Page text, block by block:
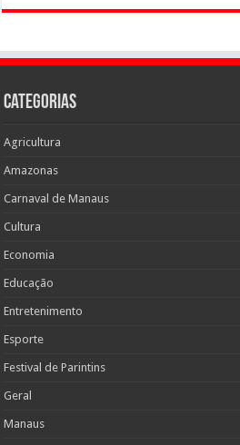
Categorias
Agricultura
Amazonas
Carnaval de Manaus
Cultura
Economia
Educação
Entretenimento
Esporte
Festival de Parintins
Geral
Manaus